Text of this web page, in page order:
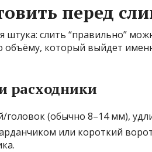
перед
штука: слить “правильно”
объёму, который выйдет
расходники
головок (обычно 8–14 мм),
или короткий